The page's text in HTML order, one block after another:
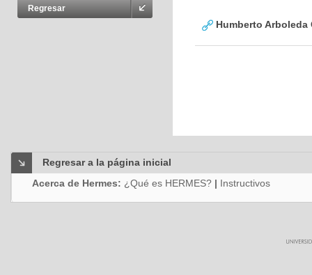
Regresar
Humberto Arboleda
Regresar a la página inicial
Acerca de Hermes: ¿Qué es HERMES? | Instructivos